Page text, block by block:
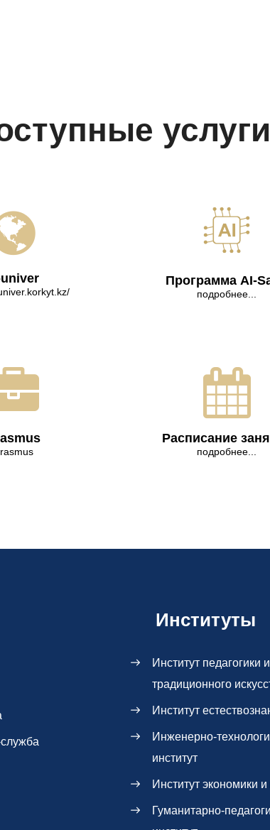
услуги
Программа AI-
подробнее...
Расписание
подробнее...
Институты
Институт педагогики и
традиционного
Институт
Инженерно-
институт
Институт экономики
Гуманитарно-